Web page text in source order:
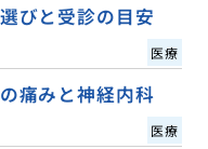
びと受診の目安
医療
痛みと神経内科
医療